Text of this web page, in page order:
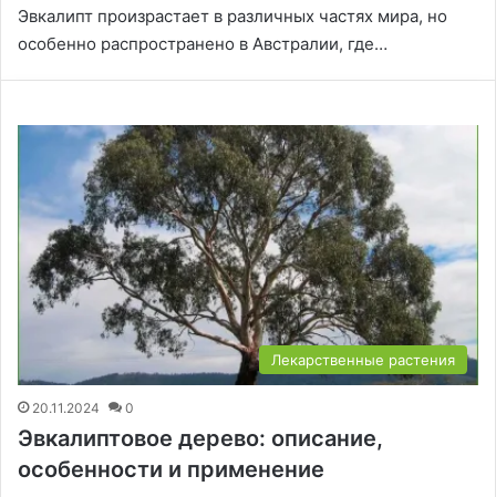
Эвкалипт произрастает в различных частях мира, но
особенно распространено в Австралии, где…
Лекарственные растения
20.11.2024 0
Эвкалиптовое дерево: описание,
особенности и применение